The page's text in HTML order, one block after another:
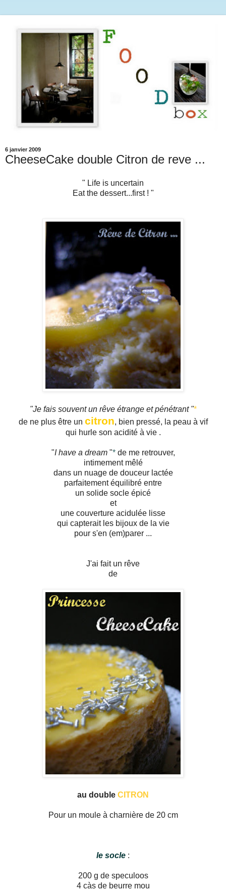
6 janvier 2009
CheeseCake double Citron de reve ...
" Life is uncertain
Eat the dessert...first ! "
"Je fais souvent un rêve étrange et pénétrant "*
de ne plus être un citron, bien pressé, la peau à vif
qui hurle son acidité à vie .
"I have a dream "* de me retrouver,
intimement mêlé
dans un nuage de douceur lactée
parfaitement équilibré entre
un solide socle épicé
et
une couverture acidulée lisse
qui capterait les bijoux de la vie
pour s'en (em)parer ...
J'ai fait un rêve
de
au double CITRON
Pour un moule à charnière de 20 cm
le socle :
200 g de speculoos
4 càs de beurre mou